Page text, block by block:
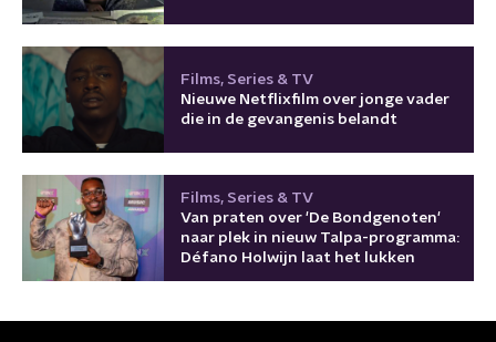
Films, Series & TV
Nieuwe Netflixfilm over jonge vader
die in de gevangenis belandt
Films, Series & TV
Van praten over 'De Bondgenoten'
naar plek in nieuw Talpa-programma:
Défano Holwijn laat het lukken